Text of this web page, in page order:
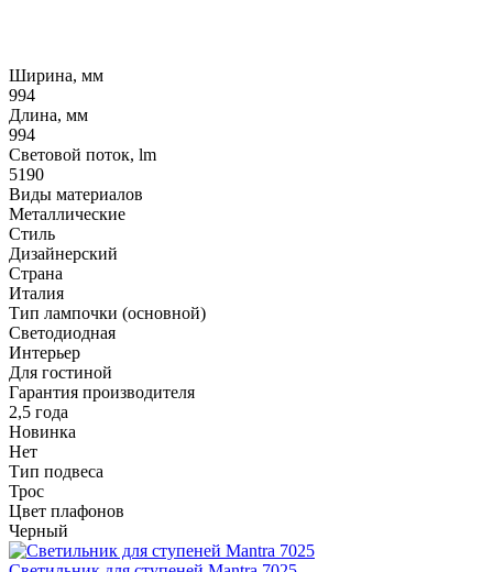
Ширина, мм
994
Длина, мм
994
Световой поток, lm
5190
Виды материалов
Металлические
Стиль
Дизайнерский
Страна
Италия
Тип лампочки (основной)
Светодиодная
Интерьер
Для гостиной
Гарантия производителя
2,5 года
Новинка
Нет
Тип подвеса
Трос
Цвет плафонов
Черный